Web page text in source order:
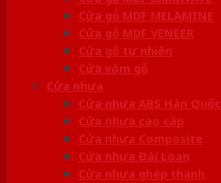
Cửa gỗ MDF MELAMINE
Cửa gỗ MDF VENEER
Cửa gỗ tự nhiên
Cửa vòm gỗ
Cửa nhựa
Cửa nhựa ABS Hàn Quốc
Cửa nhựa cao cấp
Cửa nhựa Composite
Cửa nhựa Đài Loan
Cửa nhựa ghép thanh